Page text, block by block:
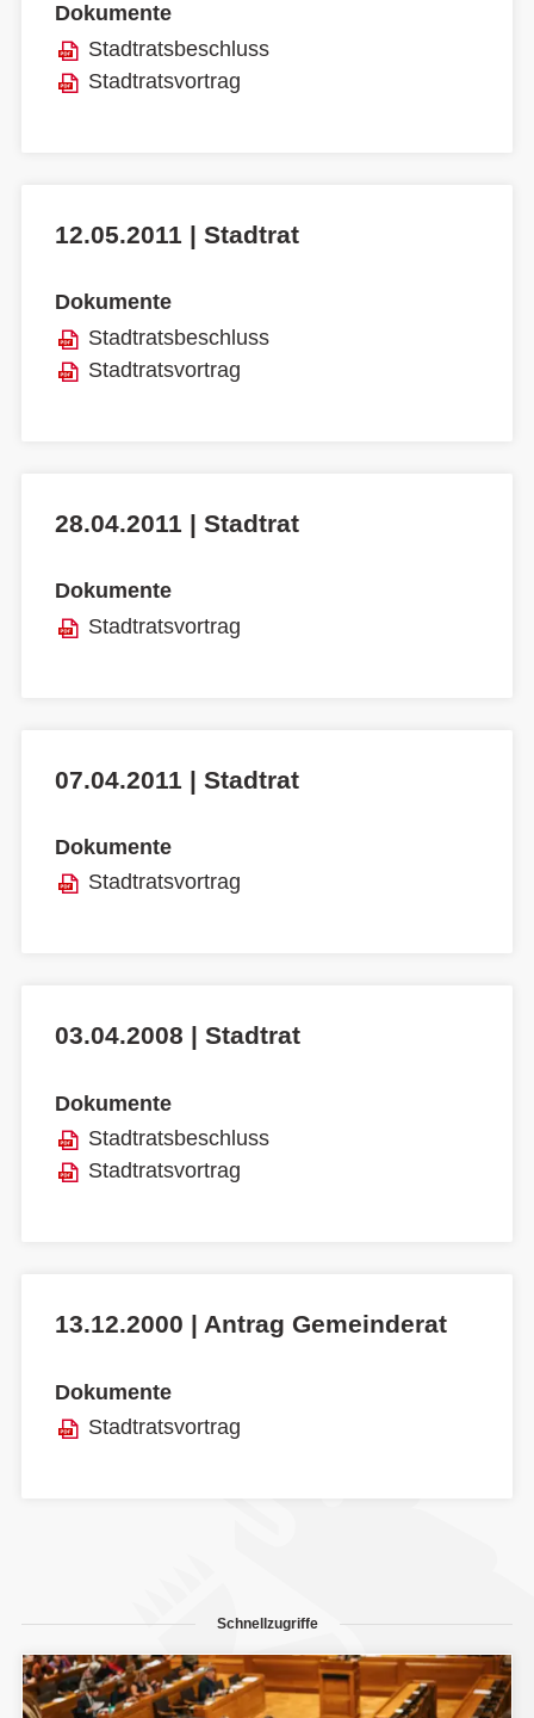
Dokumente
Stadtratsbeschluss
Stadtratsvortrag
12.05.2011 | Stadtrat
Dokumente
Stadtratsbeschluss
Stadtratsvortrag
28.04.2011 | Stadtrat
Dokumente
Stadtratsvortrag
07.04.2011 | Stadtrat
Dokumente
Stadtratsvortrag
03.04.2008 | Stadtrat
Dokumente
Stadtratsbeschluss
Stadtratsvortrag
13.12.2000 | Antrag Gemeinderat
Dokumente
Stadtratsvortrag
Schnellzugriffe